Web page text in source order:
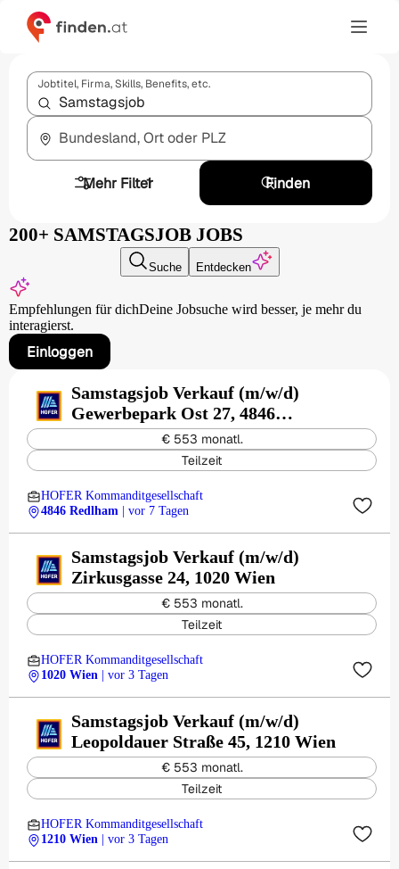
Jobtitel, Firma, Skills, Benefits, etc.
Bundesland, Ort oder PLZ
Mehr Filter
1 Finden
200+ SAMSTAGSJOB JOBS
Suche Entdecken
Empfehlungen für dichDeine Jobsuche wird besser, je mehr du
interagierst.
Einloggen
Samstagsjob Verkauf (m/w/d)
Gewerbepark Ost 27, 4846
Redlham
€ 553 monatl.
Teilzeit
HOFER Kommanditgesellschaft
4846 Redlham
| vor 7 Tagen
Samstagsjob Verkauf (m/w/d)
Zirkusgasse 24, 1020 Wien
€ 553 monatl.
Teilzeit
HOFER Kommanditgesellschaft
1020 Wien
| vor 3 Tagen
Samstagsjob Verkauf (m/w/d)
Leopoldauer Straße 45, 1210 Wien
€ 553 monatl.
Teilzeit
HOFER Kommanditgesellschaft
1210 Wien
| vor 3 Tagen